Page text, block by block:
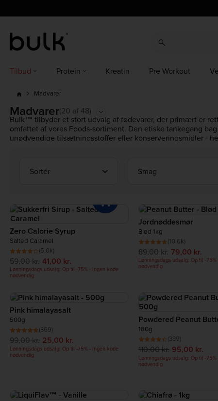
Tilbud Protein Kreatin Pre-Workout
Madvarer
Madvarer(20 af 48)
Bulk™ tilbyder et stort udvalg af fødevarer, der primært er
omfattet af vores Foods-sortiment. Den etiske tankegang
unødvendige tilsætningsstoffer eller konserveringsmidler -
Sortér Smag
Zero Calorie Syrup
Salted Caramel
(5.0k)
59,00 kr. 41,00 kr.
Lønningsdags udsalg: Op til -75% - ingen kode
nødvendig
Jordnøddesmør
Blød 1kg
(10.6k)
89,00 kr. 79,00 kr.
Lønningsdags udsalg: Op til -
nødvendig
Pink himalayasalt
500g
(369)
99,00 kr. 25,00 kr.
Lønningsdags udsalg: Op til -75% - ingen kode
nødvendig
Powdered Peanut
180g
(339)
110,00 kr. 95,00 kr.
Lønningsdags udsalg: Op til -
nødvendig